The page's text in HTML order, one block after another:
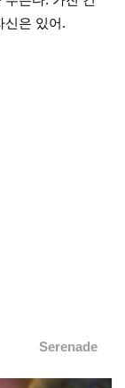
신은 있어.
Serenade